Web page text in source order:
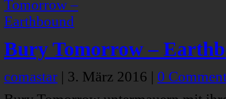
Bury Tomorrow –
comastar | 3. März 2016 | 0